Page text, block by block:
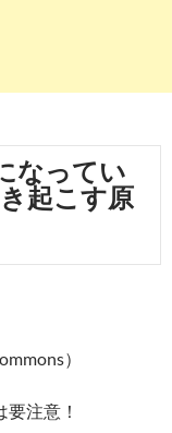
なってい
起こす原
）
注意！